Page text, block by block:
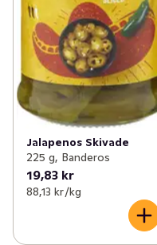
✓ Soja (15)
✓ Pressad citrus &
✓ Tryffel 0
✓ Sriracha (5)
Chilipeppar & -pulver
✓ Cayennepeppar (4)
Tabasco (2)
✓ Chipotle (3)
Jalapenos Skivade
225 g, Banderos
19,83 kr
88,13 kr /kg